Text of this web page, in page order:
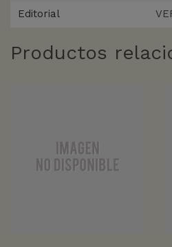
Editorial
Productos